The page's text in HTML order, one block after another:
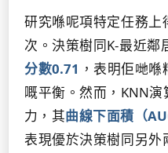
研究喺呢項特定任務上
次。決策樹同K-最近鄰
分數0.71 ，表明佢哋
嘅平衡。然而，KNN
力，其曲線下面積（
表現優於決策樹同另